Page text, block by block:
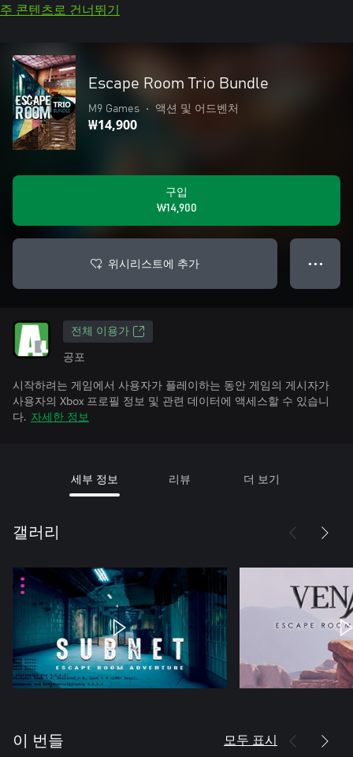
주 콘텐츠로 건너뛰기
Escape Room Trio Bundle
M9 Games • 액션 및 어드벤처
₩14,900
구입
₩14,900
위시리스트에 추가 ● ● ●
전체 이용가
공포
시작하려는 게임에서 사용자가 플레이하는 동안 게임의 게시자가
사용자의 Xbox 프로필 정보 및 관련 데이터에 액세스할 수 있습니
다. 자세한 정보
세부 정보 리뷰 더 보기
갤러리
이 번들 모두 표시